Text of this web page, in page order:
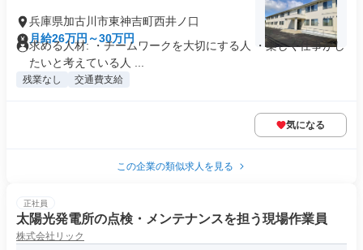
兵庫県加古川市東神吉町西井ノ口
月給26万円～30万円
求める人材: ・チームワークを大切にする人 ・楽しく仕事がし
たいと考えている人 ...
残業なし 交通費支給
気になる
この企業の類似求人を見る
正社員
太陽光発電所の点検・メンテナンスを担う現場作業員
株式会社リック